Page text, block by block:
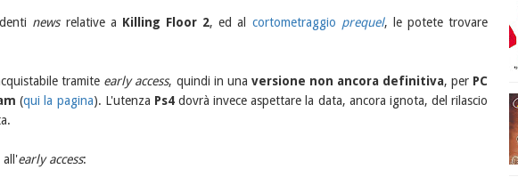
newsrelative a Killing Floor 2, ed al cortometraggio prequel, le potete trovare
tramite early access, quindi in una versione non ancora definitiva, per PC
(qui la pagina). L'utenza Ps4dovrà invece aspettare la data, ancora ignota, del rilascio
all'early access: